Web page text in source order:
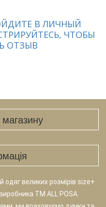
В ЛИЧНЫЙ
ЧТОБЫ
ОТЗЫВ
великих розмірів size+
TM ALL POSA.